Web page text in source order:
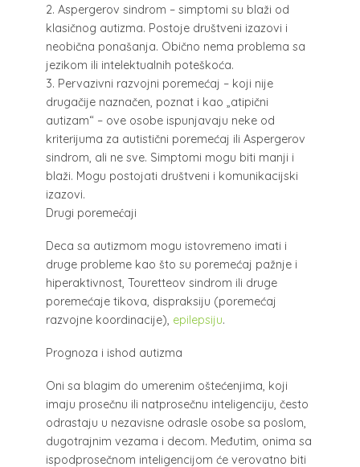
2. Aspergerov sindrom – simptomi su blaži od
klasičnog autizma. Postoje društveni izazovi i
neobična ponašanja. Obično nema problema sa
jezikom ili intelektualnih poteškoća.
3. Pervazivni razvojni poremećaj – koji nije
drugačije naznačen, poznat i kao „atipični
autizam“ – ove osobe ispunjavaju neke od
kriterijuma za autistični poremećaj ili Aspergerov
sindrom, ali ne sve. Simptomi mogu biti manji i
blaži. Mogu postojati društveni i komunikacijski
izazovi.
Drugi poremećaji
Deca sa autizmom mogu istovremeno imati i
druge probleme kao što su poremećaj pažnje i
hiperaktivnost, Touretteov sindrom ili druge
poremećaje tikova, dispraksiju (poremećaj
razvojne koordinacije), epilepsiju.
Prognoza i ishod autizma
Oni sa blagim do umerenim oštećenjima, koji
imaju prosečnu ili natprosečnu inteligenciju, često
odrastaju u nezavisne odrasle osobe sa poslom,
dugotrajnim vezama i decom. Međutim, onima sa
ispodprosečnom inteligencijom će verovatno biti